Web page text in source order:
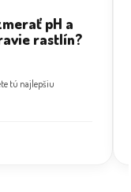
pH a
rastlín?
tú najlepšiu